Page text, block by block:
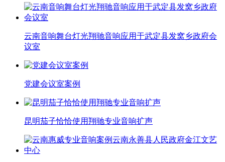
云南音响舞台灯光翔驰音响应用于武定县发窝乡政府会
议室
党建会议室案例
昆明茄子恰恰使用翔驰专业音响扩声